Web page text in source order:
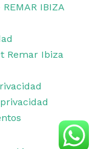
IBIZA
Remar Ibiza